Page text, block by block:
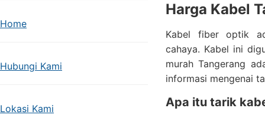
Home
Hubungi Kami
Lokasi Kami
Harga Kabel
Kabel fiber optik
cahaya. Kabel ini
murah Tangerang
informasi mengenai
Apa itu tarik